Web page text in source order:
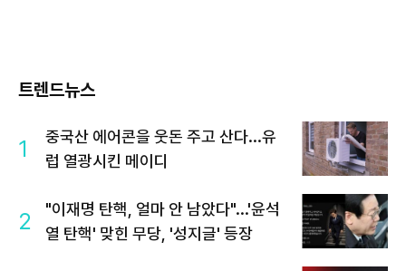
트렌드뉴스
1
중국산 에어콘을 웃돈 주고 산다...유
럽 열광시킨 메이디
2
"이재명 탄핵, 얼마 안 남았다"...'윤석
열 탄핵' 맞힌 무당, '성지글' 등장